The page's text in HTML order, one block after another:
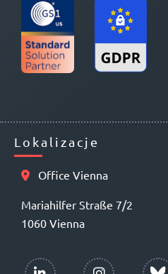
Lokalizacje
Office Vienna
Mariahilfer Straße 7/2
1060 Vienna